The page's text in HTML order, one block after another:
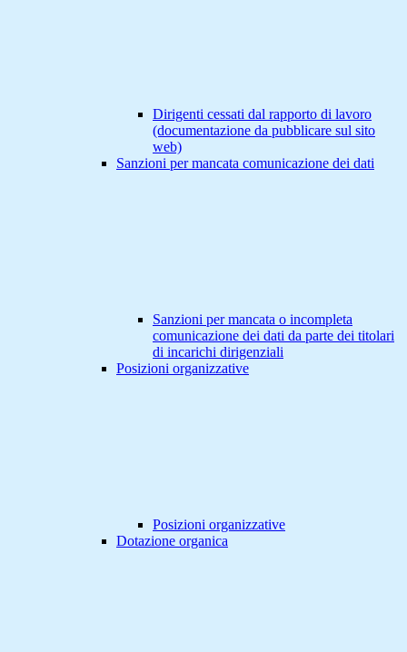
Dirigenti cessati dal rapporto di lavoro
(documentazione da pubblicare sul sito
web)
Sanzioni per mancata comunicazione dei dati
Sanzioni per mancata o incompleta
comunicazione dei dati da parte dei titolari
di incarichi dirigenziali
Posizioni organizzative
Posizioni organizzative
Dotazione organica